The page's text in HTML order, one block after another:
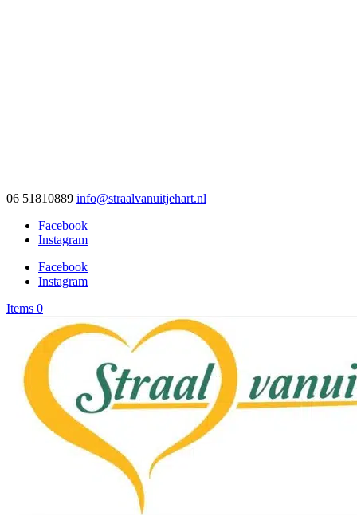
06 51810889 info@straalvanuitjehart.nl
Facebook
Instagram
Facebook
Instagram
Items 0